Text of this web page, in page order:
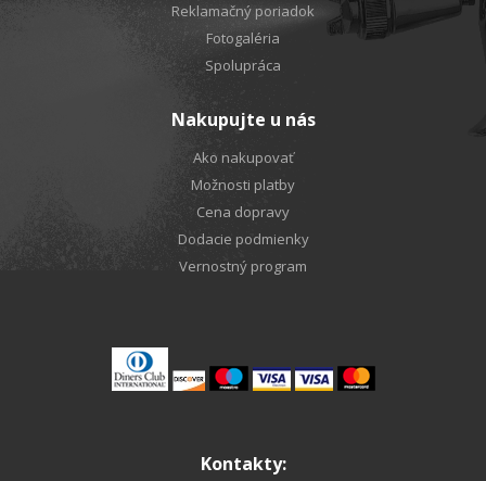
Reklamačný poriadok
Fotogaléria
Spolupráca
Nakupujte u nás
Ako nakupovať
Možnosti platby
Cena dopravy
Dodacie podmienky
Vernostný program
Kontakty: